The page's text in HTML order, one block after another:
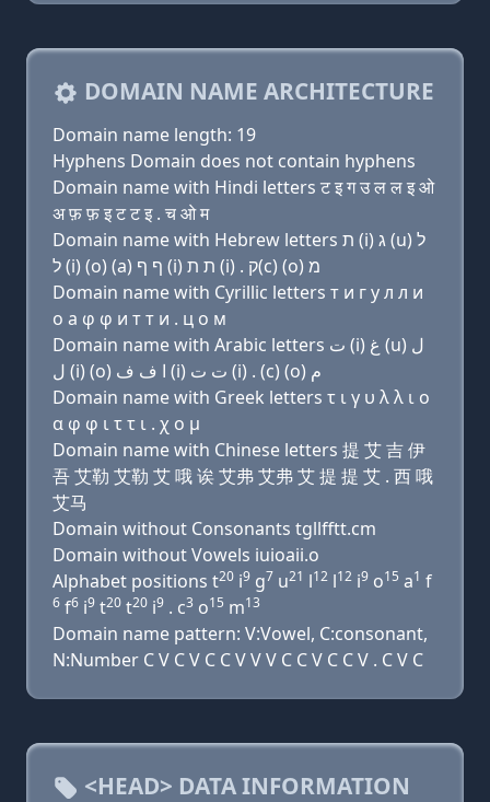
DOMAIN NAME ARCHITECTURE
Domain name length: 19
Hyphens Domain does not contain hyphens
Domain name with Hindi letters ट इ ग उ ल ल इ ओ
अ फ़ फ़ इ ट ट इ . च ओ म
Domain name with Hebrew letters ת (i) ג (u) ל
ל (i) (ο) (a) ף ף (i) ת ת (i) . ק(c) (ο) מ
Domain name with Cyrillic letters т и г у л л и
о a φ φ и т т и . ц о м
Domain name with Arabic letters ﺕ (i) ﻍ (u) ﻝ
ﻝ (i) (o) ﺍ ﻑ ﻑ (i) ﺕ ﺕ (i) . (c) (o) ﻡ
Domain name with Greek letters τ ι γ υ λ λ ι ο
α φ φ ι τ τ ι . χ ο μ
Domain name with Chinese letters 提 艾 吉 伊
吾 艾勒 艾勒 艾 哦 诶 艾弗 艾弗 艾 提 提 艾 . 西 哦
艾马
Domain without Consonants tgllfftt.cm
Domain without Vowels iuioaii.o
Alphabet positions t20 i9 g7 u21 l12 l12 i9 o15 a1 f
6 f6 i9 t20 t20 i9 . c3 o15 m13
Domain name pattern: V:Vowel, C:consonant,
N:Number C V C V C C V V V C C V C C V . C V C
<HEAD> DATA INFORMATION